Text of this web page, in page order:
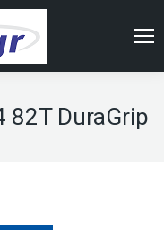
82T DuraGrip